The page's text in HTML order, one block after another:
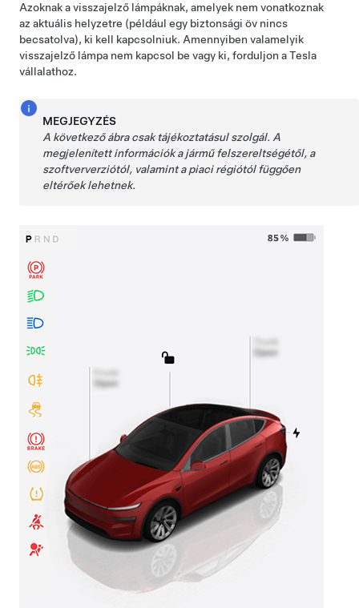
Azoknak a visszajelző lámpáknak, amelyek nem vonatkoznak
az aktuális helyzetre (például egy biztonsági öv nincs
becsatolva), ki kell kapcsolniuk. Amennyiben valamelyik
visszajelző lámpa nem kapcsol be vagy ki, forduljon a Tesla
vállalathoz.
MEGJEGYZÉS
A következő ábra csak tájékoztatásul szolgál. A
megjelenített információk a jármű felszereltségétől, a
szoftververziótól, valamint a piaci régiótól függően
eltérőek lehetnek.